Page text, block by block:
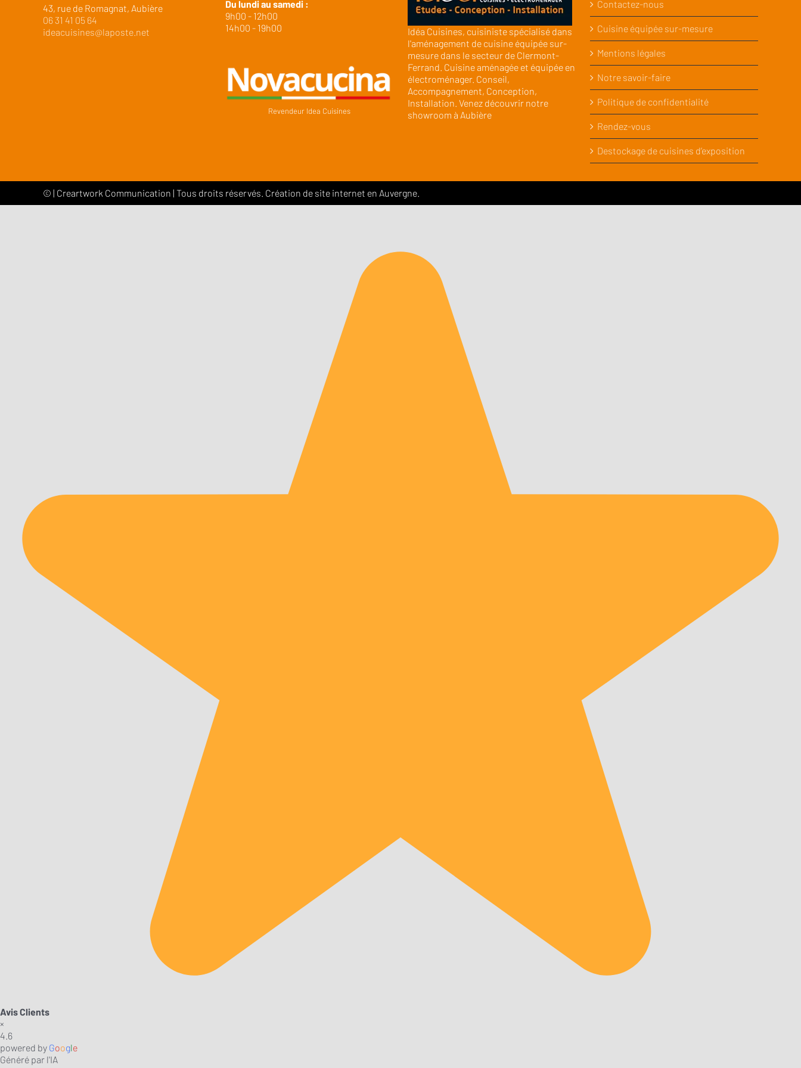
43, rue de Romagnat, Aubière
06 31 41 05 64
ideacuisines@laposte.net
Du lundi au samedi :
9h00 - 12h00
14h00 - 19h00
Revendeur Idea Cuisines
Idéa Cuisines, cuisiniste spécialisé dans
l'aménagement de cuisine équipée sur-
mesure dans le secteur de Clermont-
Ferrand. Cuisine aménagée et équipée en
électroménager. Conseil,
Accompagnement, Conception,
Installation. Venez découvrir notre
showroom à Aubière
Contactez-nous
Cuisine équipée sur-mesure
Mentions légales
Notre savoir-faire
Politique de confidentialité
Rendez-vous
Destockage de cuisines d’exposition
© | Creartwork Communication | Tous droits réservés. Création de site internet en Auvergne.
Avis Clients
×
4.6
powered by Google
Généré par l'IA